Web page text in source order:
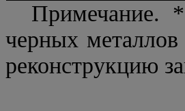
Примечание.
черных
реконструкцию